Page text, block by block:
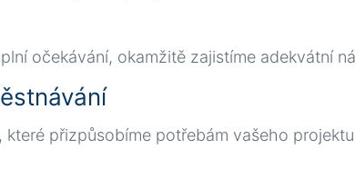
očekávání, okamžitě zajistíme adekvátní
přizpůsobíme potřebám vašeho